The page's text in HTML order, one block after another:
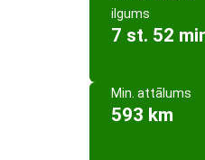
ilgums
7 st. 52
Min. attālums
593 km